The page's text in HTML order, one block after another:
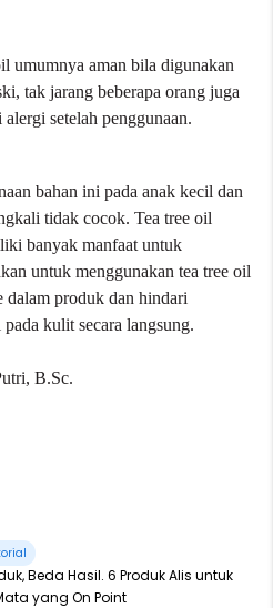
umumnya aman bila digunakan
tak jarang beberapa orang juga
setelah penggunaan.
bahan ini pada anak kecil dan
tidak cocok. Tea tree oil
banyak manfaat untuk
untuk menggunakan tea tree oil
dalam produk dan hindari
kulit secara langsung.
B.Sc.
Beda Hasil. 6 Produk Alis untuk
yang On Point